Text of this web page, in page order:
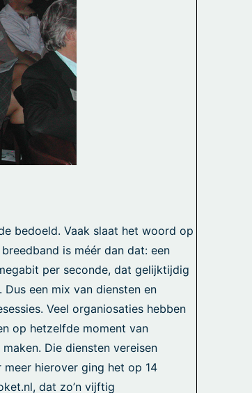
bedoeld. Vaak slaat het woord op
is méér dan dat: een
per seconde, dat gelijktijdig
een mix van diensten en
Veel organiosaties hebben
op hetzelfde moment van
Die diensten vereisen
hierover ging het op 14
dat zo’n vijftig